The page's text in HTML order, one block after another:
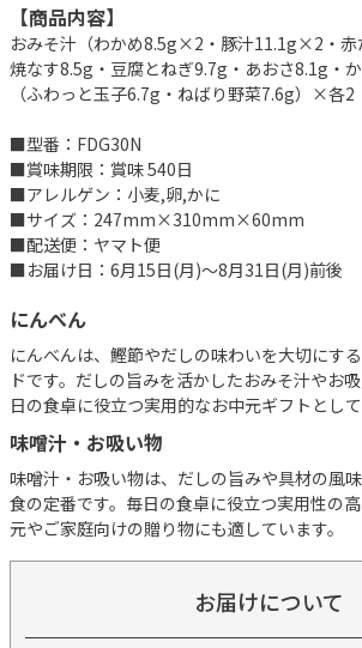
【商品内容】
おみそ汁（わかめ8.5g×2・豚汁11.1g×2・赤
焼なす8.5g・豆腐とねぎ9.7g・あおさ8.1g・
（ふわっと玉子6.7g・ねばり野菜7.6g）×各2
■型番：FDG30N
■賞味期限：賞味 540日
■アレルゲン：小麦,卵,かに
■サイズ：247mm×310mm×60mm
■配送便：ヤマト便
■お届け日：6月15日(月)～8月31日(月)前後
にんべん
にんべんは、鰹節やだしの味わいを大切にす
ドです。だしの旨みを活かしたおみそ汁やお
日の食卓に役立つ実用的なお中元ギフトとして
味噌汁・お吸い物
味噌汁・お吸い物は、だしの旨みや具材の風
食の定番です。毎日の食卓に役立つ実用性の
元やご家庭向けの贈り物にも適しています。
お届けについて